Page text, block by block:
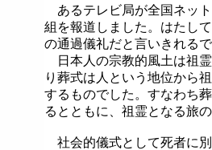
あるテレビ局が全国ネッ
組を報道しました。はたし
の通過儀礼だと言いきれる
日本人の宗教的風土は祖
り葬式は人という地位から
するものでした。すなわち
るとともに、祖霊となる旅
社会的儀式として死者に